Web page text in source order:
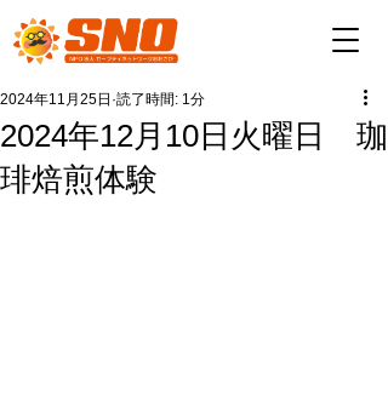
2024年12月10日火曜日 珈
琲焙煎体験
2024年11月25日 読了時間: 1分